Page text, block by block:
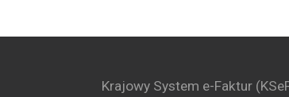
Krajowy System e-Faktur